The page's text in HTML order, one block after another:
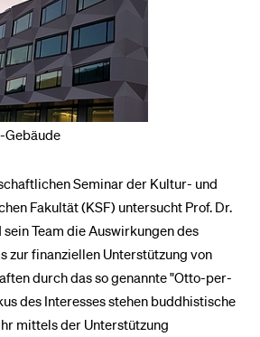
Gebäude
Seminar der Kultur- und
Fakultät (KSF) untersucht Prof. Dr.
Team die Auswirkungen des
zur finanziellen Unterstützung von
durch das so genannte "Otto-per-
des Interesses stehen buddhistische
mittels der Unterstützung